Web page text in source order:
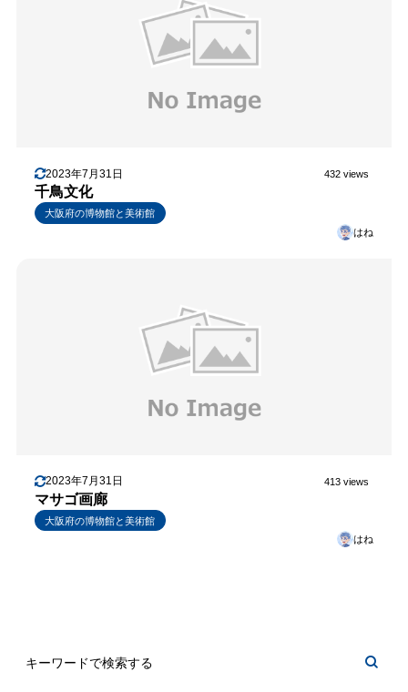
2023年7月31日 432 views
千鳥文化
大阪府の博物館と美術館
はね
2023年7月31日 413 views
マサゴ画廊
大阪府の博物館と美術館
はね